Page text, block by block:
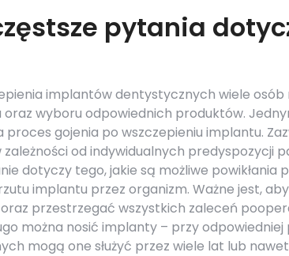
pytania
implantów dentystycznych wiele
wyboru odpowiednich produktów.
proces gojenia po wszczepieniu implantu.
zależności od indywidualnych predyspozycji
dotyczy tego, jakie są możliwe powikłania
implantu przez organizm. Ważne jest,
przestrzegać wszystkich zaleceń
można nosić implanty – przy
mogą one służyć przez wiele lat lub nawet